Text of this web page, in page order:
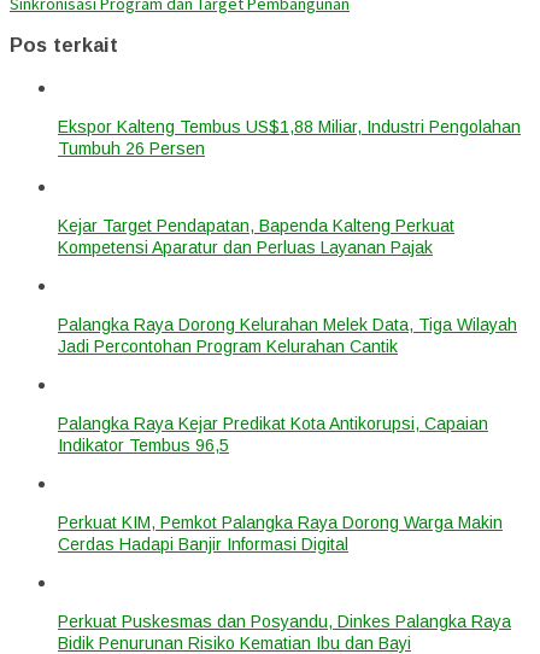
Pos terkait
Ekspor Kalteng Tembus US$1,88 Miliar, Industri Pengolahan
Tumbuh 26 Persen
Kejar Target Pendapatan, Bapenda Kalteng Perkuat
Kompetensi Aparatur dan Perluas Layanan Pajak
Palangka Raya Dorong Kelurahan Melek Data, Tiga Wilayah
Jadi Percontohan Program Kelurahan Cantik
Palangka Raya Kejar Predikat Kota Antikorupsi, Capaian
Indikator Tembus 96,5
Perkuat KIM, Pemkot Palangka Raya Dorong Warga Makin
Cerdas Hadapi Banjir Informasi Digital
Perkuat Puskesmas dan Posyandu, Dinkes Palangka Raya
Bidik Penurunan Risiko Kematian Ibu dan Bayi